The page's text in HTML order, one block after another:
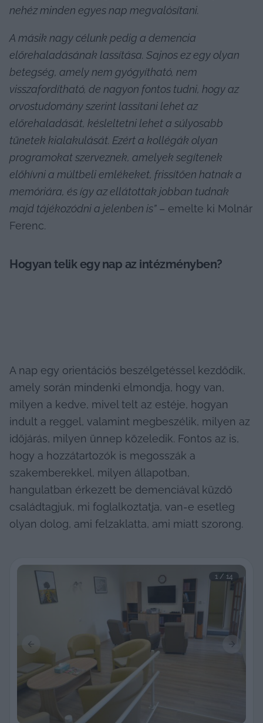
nehéz minden egyes nap megvalósítani.
A másik nagy célunk pedig a demencia
előrehaladásának lassítása. Sajnos ez egy olyan
betegség, amely nem gyógyítható, nem
visszafordítható, de nagyon fontos tudni, hogy az
orvostudomány szerint lassítani lehet az
előrehaladását, késleltetni lehet a súlyosabb
tünetek kialakulását. Ezért a kollégák olyan
programokat szerveznek, amelyek segítenek
előhívni a múltbeli emlékeket, frissítően hatnak a
memóriára, és így az ellátottak jobban tudnak
majd tájékozódni a jelenben is” – emelte ki Molnár
Ferenc.
Hogyan telik egy nap az intézményben?
A nap egy orientációs beszélgetéssel kezdődik,
amely során mindenki elmondja, hogy van,
milyen a kedve, mivel telt az estéje, hogyan
indult a reggel, valamint megbeszélik, milyen az
időjárás, milyen ünnep közeledik. Fontos az is,
hogy a hozzátartozók is megosszák a
szakemberekkel, milyen állapotban,
hangulatban érkezett be demenciával küzdő
családtagjuk, mi foglalkoztatja, van-e esetleg
olyan dolog, ami felzaklatta, ami miatt szorong.
1 / 14
Previous slide Next